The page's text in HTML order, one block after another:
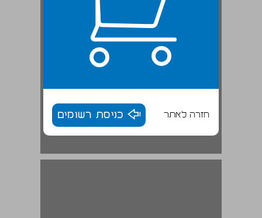
חזרה לאתר כניסת רשומים